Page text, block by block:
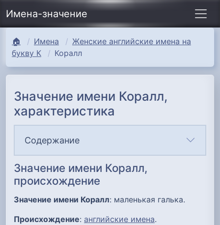
Имена-значение
🏠 Имена
Женские английские имена на
букву К
Коралл
Значение имени Коралл,
характеристика
Содержание
Значение имени Коралл,
происхождение
Значение имени Коралл: маленькая галька.
Происхождение: английские имена.